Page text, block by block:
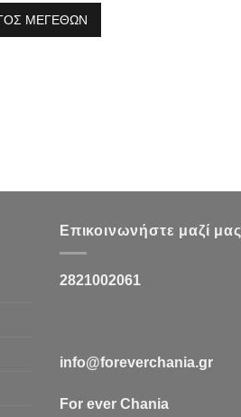
ΜΕΓΕΘΩΝ
Επικοινωνήστε μαζί μας
2821002061
info@foreverchania.gr
For ever Chania